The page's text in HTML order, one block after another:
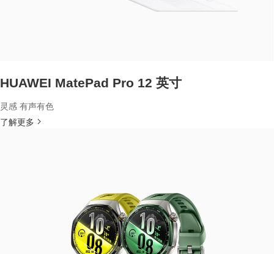
HUAWEI MatePad Pro 12 英寸
灵感 有声有色
了解更多